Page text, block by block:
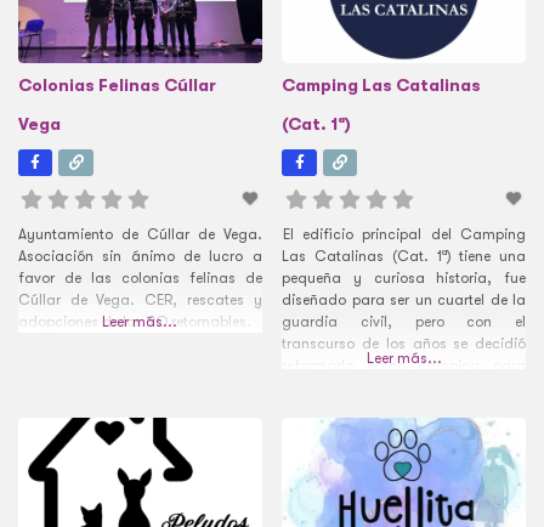
Colonias Felinas Cúllar
Vega
Ayuntamiento de Cúllar de Vega.
Asociación sin ánimo de lucro a
favor de las colonias felinas de
Cúllar de Vega. CER, rescates y
adopciones de los NO retornables.
Leer más...
Camping Las Catalinas
(Cat. 1ª)
El edificio principal del Camping
Las Catalinas (Cat. 1ª) tiene una
pequeña y curiosa historia, fue
diseñado para ser un cuartel de la
guardia civil, pero con el
transcurso de los años se decidió
reformarlo como camping para
cada una de ellas equipadas con
punto de luz y
Leer más...